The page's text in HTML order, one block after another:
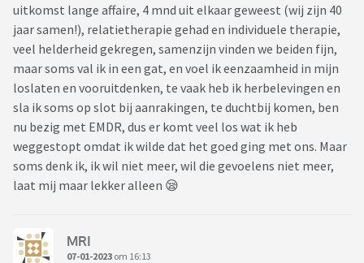
uitkomst lange affaire, 4 mnd uit elkaar geweest (wij zijn 40
jaar samen!), relatietherapie gehad en individuele therapie,
veel helderheid gekregen, samenzijn vinden we beiden fijn,
maar soms val ik in een gat, en voel ik eenzaamheid in mijn
loslaten en vooruitdenken, te vaak heb ik herbelevingen en
sla ik soms op slot bij aanrakingen, te duchtbij komen, ben
nu bezig met EMDR, dus er komt veel los wat ik heb
weggestopt omdat ik wilde dat het goed ging met ons. Maar
soms denk ik, ik wil niet meer, wil die gevoelens niet meer,
laat mij maar lekker alleen 😪
MRI
07-01-2023 om 16:13